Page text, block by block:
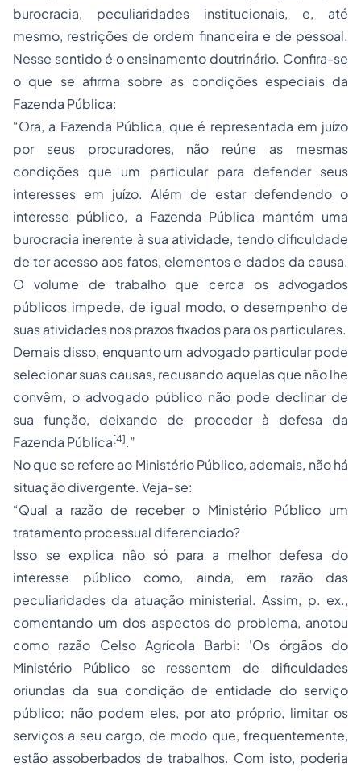
burocracia, peculiaridades institucionais, e, até
mesmo, restrições de ordem financeira e de pessoal.
Nesse sentido é o ensinamento doutrinário. Confira-se
o que se afirma sobre as condições especiais da
Fazenda Pública:
“Ora, a Fazenda Pública, que é representada em juízo
por seus procuradores, não reúne as mesmas
condições que um particular para defender seus
interesses em juízo. Além de estar defendendo o
interesse público, a Fazenda Pública mantém uma
burocracia inerente à sua atividade, tendo dificuldade
de ter acesso aos fatos, elementos e dados da causa.
O volume de trabalho que cerca os advogados
públicos impede, de igual modo, o desempenho de
suas atividades nos prazos fixados para os particulares.
Demais disso, enquanto um advogado particular pode
selecionar suas causas, recusando aquelas que não lhe
convêm, o advogado público não pode declinar de
sua função, deixando de proceder à defesa da
Fazenda Pública[4].”
No que se refere ao Ministério Público, ademais, não há
situação divergente. Veja-se:
“Qual a razão de receber o Ministério Público um
tratamento processual diferenciado?
Isso se explica não só para a melhor defesa do
interesse público como, ainda, em razão das
peculiaridades da atuação ministerial. Assim, p. ex.,
comentando um dos aspectos do problema, anotou
como razão Celso Agrícola Barbi: 'Os órgãos do
Ministério Público se ressentem de dificuldades
oriundas da sua condição de entidade do serviço
público; não podem eles, por ato próprio, limitar os
serviços a seu cargo, de modo que, frequentemente,
estão assoberbados de trabalhos. Com isto, poderia